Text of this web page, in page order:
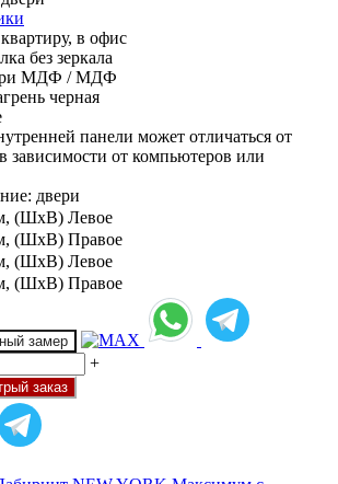
в офис
без зеркала
МДФ / МДФ
черная
панели может отличаться от
зависимости от компьютеров или
двери
(ШхВ) Левое
(ШхВ) Правое
(ШхВ) Левое
(ШхВ) Правое
замер
+
заказ